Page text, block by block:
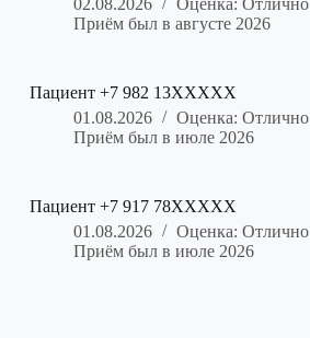
02.08.2026
Оценка: Отлично
Приём был в августе 2026
Пациент +7 982 13XXXXX
01.08.2026
Оценка: Отлично
Приём был в июле 2026
Пациент +7 917 78XXXXX
01.08.2026
Оценка: Отлично
Приём был в июле 2026